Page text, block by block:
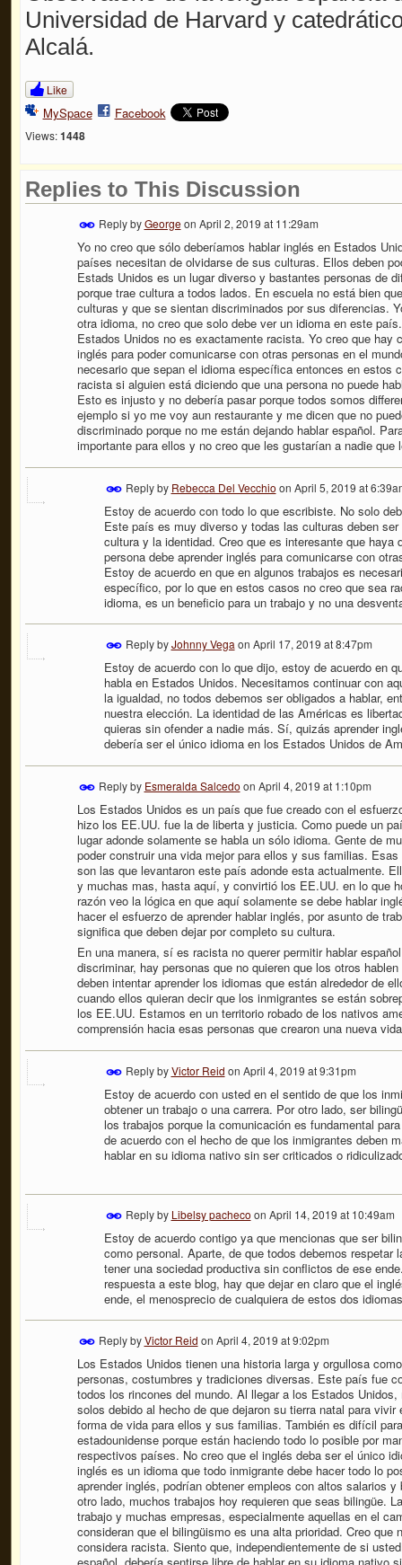
Universidad de Harvard y
Alcalá.
Like
MySpace Facebook
Views: 1448
Replies to This Discussion
Reply byGeorgeon April 2, 2019 at 11:29am
Yo no creo que sólo deberíamos hablar inglés en Estados
países necesitan de olvidarse de sus culturas. Ellos deben
Estads Unidos es un lugar diverso y bastantes personas de
porque trae cultura a todos lados. En escuela no está bien
culturas y que se sientan discriminados por sus diferencias.
otra idioma, no creo que solo debe ver un idioma en este
Estados Unidos no es exactamente racista. Yo creo que hay
inglés para poder comunicarse con otras personas en el
necesario que sepan el idioma específica entonces en estos
racista si alguien está diciendo que una persona no puede
Esto es injusto y no debería pasar porque todos somos
ejemplo si yo me voy aun restaurante y me dicen que no
discriminado porque no me están dejando hablar español.
importante para ellos y no creo que les gustarían a nadie que
Reply by Rebecca Del Vecchio on April 5, 2019 at
Estoy de acuerdo con todo lo que escribiste. No solo
Este país es muy diverso y todas las culturas deben
cultura y la identidad. Creo que es interesante que
persona debe aprender inglés para comunicarse con
Estoy de acuerdo en que en algunos trabajos es
específico, por lo que en estos casos no creo que sea
idioma, es un beneficio para un trabajo y no una
Reply byJohnny Vega on April 17, 2019 at 8:47pm
Estoy de acuerdo con lo que dijo, estoy de acuerdo en
habla en Estados Unidos. Necesitamos continuar con
la igualdad, no todos debemos ser obligados a hablar,
nuestra elección. La identidad de las Américas es
quieras sin ofender a nadie más. Sí, quizás aprender
debería ser el único idioma en los Estados Unidos de
Reply by Esmeralda Salcedo on April 4, 2019 at 1:10pm
Los Estados Unidos es un país que fue creado con el
hizo los EE.UU. fue la de liberta y justicia. Como puede un
lugar adonde solamente se habla un sólo idioma. Gente de
poder construir una vida mejor para ellos y sus familias.
son las que levantaron este país adonde esta actualmente.
y muchas mas, hasta aquí, y convirtió los EE.UU. en lo que
razón veo la lógica en que aquí solamente se debe hablar
hacer el esfuerzo de aprender hablar inglés, por asunto de
significa que deben dejar por completo su cultura.
En una manera, sí es racista no querer permitir hablar
discriminar, hay personas que no quieren que los otros
deben intentar aprender los idiomas que están alrededor de
cuando ellos quieran decir que los inmigrantes se están
los EE.UU. Estamos en un territorio robado de los nativos
comprensión hacia esas personas que crearon una nueva
Reply byVictor Reid on April 4, 2019 at 9:31pm
Estoy de acuerdo con usted en el sentido de que los
obtener un trabajo o una carrera. Por otro lado, ser
los trabajos porque la comunicación es fundamental
de acuerdo con el hecho de que los inmigrantes deben
hablar en su idioma nativo sin ser criticados o
Reply by Libelsy pacheco on April 14, 2019 at 10:49am
Estoy de acuerdo contigo ya que mencionas que ser
como personal. Aparte, de que todos debemos
tener una sociedad productiva sin conflictos de ese
respuesta a este blog, hay que dejar en claro que el
ende, el menosprecio de cualquiera de estos dos
Reply byVictor Reid on April 4, 2019 at 9:02pm
Los Estados Unidos tienen una historia larga y orgullosa
personas, costumbres y tradiciones diversas. Este país fue
todos los rincones del mundo. Al llegar a los Estados
solos debido al hecho de que dejaron su tierra natal para
forma de vida para ellos y sus familias. También es difícil
estadounidense porque están haciendo todo lo posible por
respectivos países. No creo que el inglés deba ser el único
inglés es un idioma que todo inmigrante debe hacer todo lo
aprender inglés, podrían obtener empleos con altos salarios
otro lado, muchos trabajos hoy requieren que seas bilingüe.
trabajo y muchas empresas, especialmente aquellas en el
consideran que el bilingüismo es una alta prioridad. Creo que
considera racista. Siento que, independientemente de si